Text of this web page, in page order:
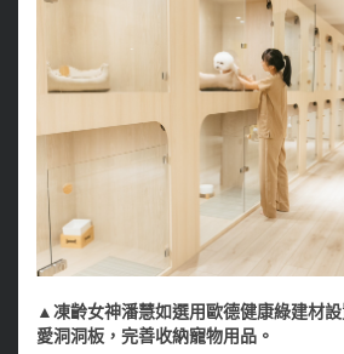
▲凍齡女神潘慧如選用歐德健康綠建材設
愛洞洞板，完善收納寵物用品。